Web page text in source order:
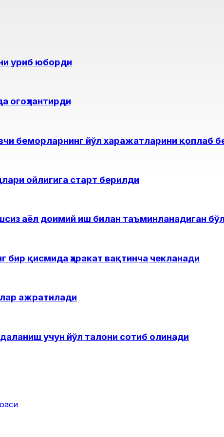
уриб юборди
огоҳлантирди
беморларнинг йўл харажатларини қоплаб
ойлигига старт берилди
аёл доимий иш билан таъминланадиган
бир қисмида ҳаракат вақтинча чекланади
ажратилади
учун йўл талони сотиб олинади